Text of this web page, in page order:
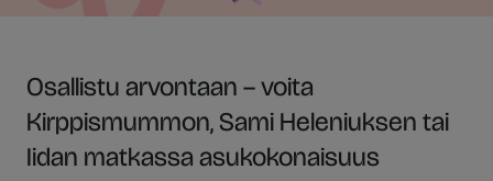
Osallistu arvontaan – voita
Kirppismummon, Sami Heleniuksen tai
Iidan matkassa asukokonaisuus